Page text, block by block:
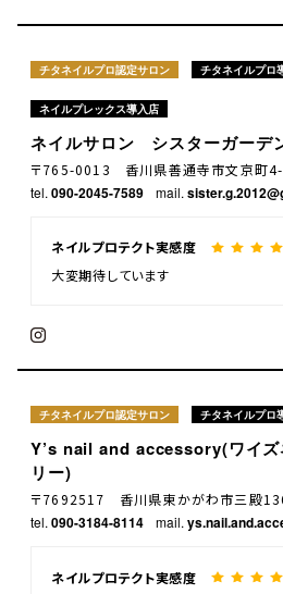
チタネイルプロ認定サロン チタネイルプロ
ネイルプレックス導入店
ネイルサロン シスターガーデ
〒765-0013 香川県善通寺市文京町
tel. 090-2045-7589 mail.
ネイルプロテクト実感度
大変期待しています
チタネイルプロ認定サロン チタネイルプロ
Y’s nail and accessory(ワイズ
リー)
〒7692517 香川県東かがわ市三殿
tel.090-3184-8114 mail.
ネイルプロテクト実感度